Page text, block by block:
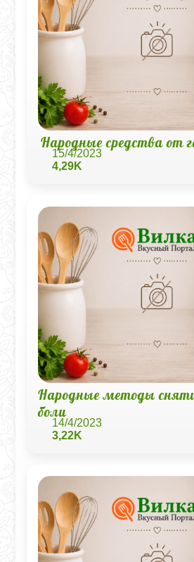
Народные средства от
15/4/2023
4,29K
Народные методы
боли
14/4/2023
3,22K